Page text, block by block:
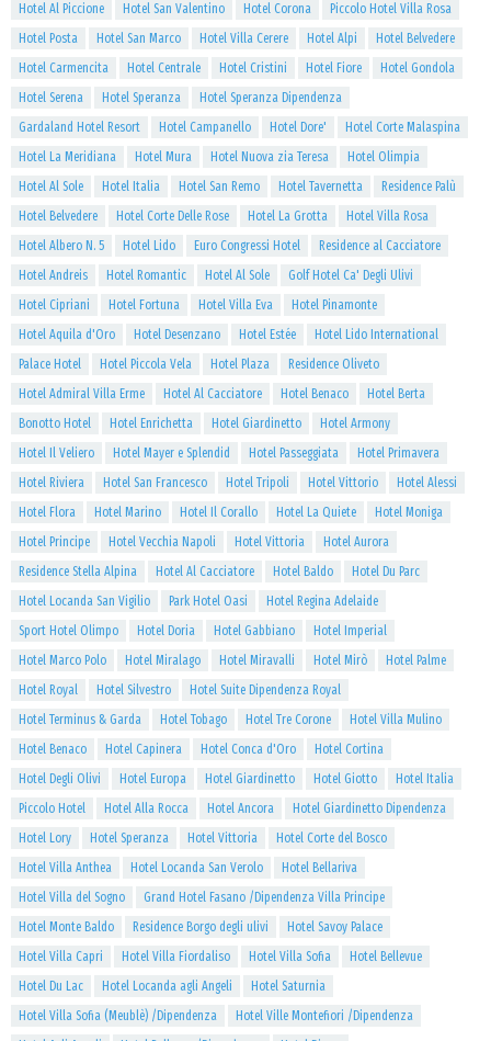
Hotel Al Piccione
Hotel San Valentino Hotel Corona
Piccolo Hotel Villa Rosa
Hotel Posta
Hotel San Marco Hotel Villa Cerere Hotel Alpi
Hotel Belvedere
Hotel Carmencita
Hotel Centrale Hotel Cristini Hotel Fiore
Hotel Gondola
Hotel Serena
Hotel Speranza
Hotel Speranza Dipendenza
Gardaland Hotel Resort
Hotel Campanello Hotel Dore'
Hotel Corte Malaspina
Hotel La Meridiana
Hotel Mura Hotel Nuova zia Teresa
Hotel Olimpia
Hotel Al Sole
Hotel Italia Hotel San Remo Hotel Tavernetta
Residence Palù
Hotel Belvedere
Hotel Corte Delle Rose Hotel La Grotta
Hotel Villa Rosa
Hotel Albero N. 5
Hotel Lido Euro Congressi Hotel
Residence al Cacciatore
Hotel Andreis
Hotel Romantic Hotel Al Sole
Golf Hotel Ca' Degli Ulivi
Hotel Cipriani
Hotel Fortuna Hotel Villa Eva
Hotel Pinamonte
Hotel Aquila d'Oro
Hotel Desenzano Hotel Estée
Hotel Lido International
Palace Hotel
Hotel Piccola Vela Hotel Plaza
Residence Oliveto
Hotel Admiral Villa Erme
Hotel Al Cacciatore Hotel Benaco
Hotel Berta
Bonotto Hotel
Hotel Enrichetta Hotel Giardinetto
Hotel Armony
Hotel Il Veliero
Hotel Mayer e Splendid Hotel Passeggiata
Hotel Primavera
Hotel Riviera
Hotel San Francesco Hotel Tripoli Hotel Vittorio
Hotel Alessi
Hotel Flora
Hotel Marino Hotel Il Corallo Hotel La Quiete
Hotel Moniga
Hotel Principe
Hotel Vecchia Napoli Hotel Vittoria
Hotel Aurora
Residence Stella Alpina
Hotel Al Cacciatore Hotel Baldo
Hotel Du Parc
Hotel Locanda San Vigilio
Park Hotel Oasi
Hotel Regina Adelaide
Sport Hotel Olimpo
Hotel Doria Hotel Gabbiano
Hotel Imperial
Hotel Marco Polo
Hotel Miralago Hotel Miravalli Hotel Mirò
Hotel Palme
Hotel Royal
Hotel Silvestro
Hotel Suite Dipendenza Royal
Hotel Terminus & Garda
Hotel Tobago Hotel Tre Corone
Hotel Villa Mulino
Hotel Benaco
Hotel Capinera Hotel Conca d'Oro
Hotel Cortina
Hotel Degli Olivi
Hotel Europa Hotel Giardinetto Hotel Giotto
Hotel Italia
Piccolo Hotel
Hotel Alla Rocca Hotel Ancora
Hotel Giardinetto Dipendenza
Hotel Lory
Hotel Speranza Hotel Vittoria
Hotel Corte del Bosco
Hotel Villa Anthea
Hotel Locanda San Verolo
Hotel Bellariva
Hotel Villa del Sogno
Grand Hotel Fasano /Dipendenza Villa Principe
Hotel Monte Baldo
Residence Borgo degli ulivi
Hotel Savoy Palace
Hotel Villa Capri
Hotel Villa Fiordaliso Hotel Villa Sofia
Hotel Bellevue
Hotel Du Lac
Hotel Locanda agli Angeli
Hotel Saturnia
Hotel Villa Sofia (Meublè) /Dipendenza
Hotel Ville Montefiori /Dipendenza